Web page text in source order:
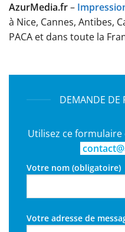
AzurMedia.fr–
à Nice, Cannes, Antibes,
PACA et dans toute la
DEMANDE DE
Utilisez ce
Votre nom (obligatoire)
Votre adresse de